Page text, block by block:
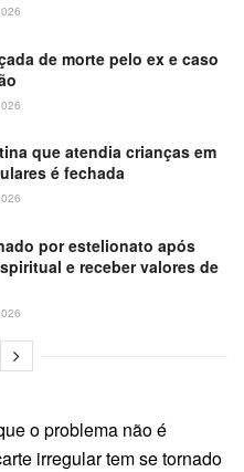
de morte pelo ex e caso
que atendia crianças em
é fechada
por estelionato após
e receber valores de
o problema não é
irregular tem se tornado